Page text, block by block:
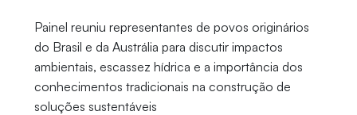
Painel reuniu representantes de povos originários
do Brasil e da Austrália para discutir impactos
ambientais, escassez hídrica e a importância dos
conhecimentos tradicionais na construção de
soluções sustentáveis